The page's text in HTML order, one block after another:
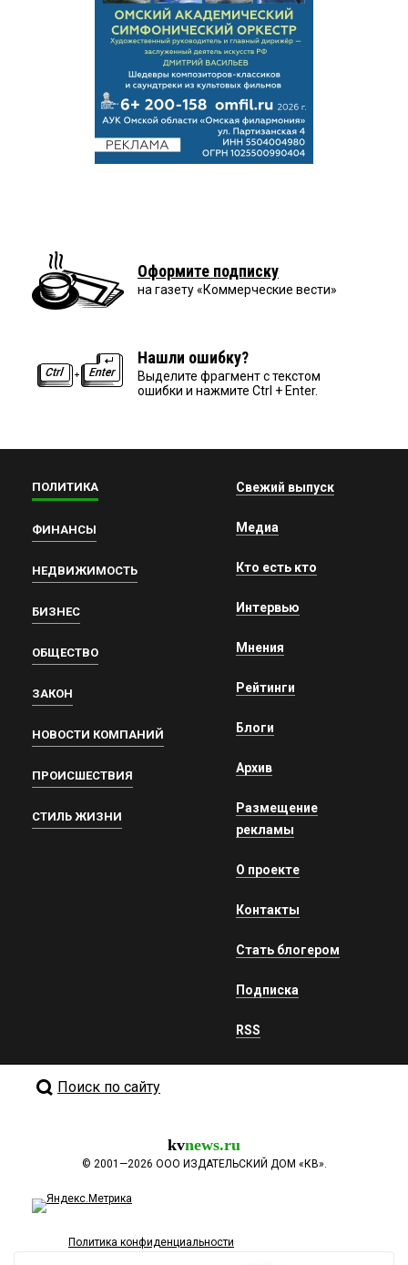
Оформите подписку
на газету «Коммерческие вести»
Нашли ошибку?
Выделите фрагмент с текстом
ошибки и нажмите Ctrl + Enter.
ПОЛИТИКА
ФИНАНСЫ
НЕДВИЖИМОСТЬ
БИЗНЕС
ОБЩЕСТВО
ЗАКОН
НОВОСТИ КОМПАНИЙ
ПРОИСШЕСТВИЯ
СТИЛЬ ЖИЗНИ
Свежий выпуск
Медиа
Кто есть кто
Интервью
Мнения
Рейтинги
Блоги
Архив
Размещение
рекламы
О проекте
Контакты
Стать блогером
Подписка
RSS
Поиск по сайту
kvnews.ru
© 2001—2026 ООО ИЗДАТЕЛЬСКИЙ ДОМ «КВ».
Политика конфиденциальности